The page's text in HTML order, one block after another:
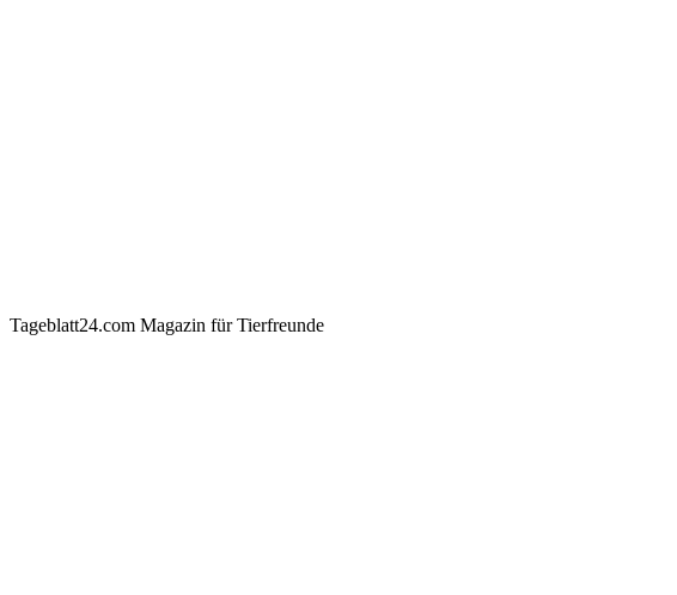
Tageblatt24.com Magazin für Tierfreunde